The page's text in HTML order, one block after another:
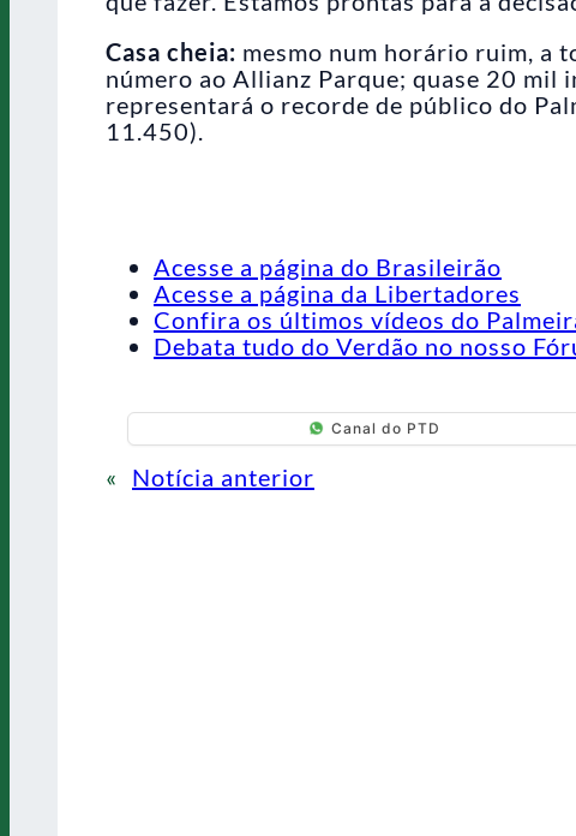
Casa cheia: mesmo num horário ruim, a
número ao Allianz Parque; quase 20 mil
representará o recorde de público do
11.450).
Acesse a página do Brasileirão
Acesse a página da Libertadores
Confira os últimos vídeos do
Debata tudo do Verdão no nosso
Canal do PTD
« Notícia anterior